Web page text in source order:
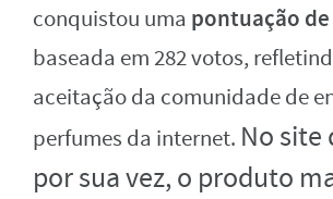
conquistou uma pontuação de
baseada em 282 votos,
aceitação da comunidade de
perfumes da internet. No site
por sua vez, o produto